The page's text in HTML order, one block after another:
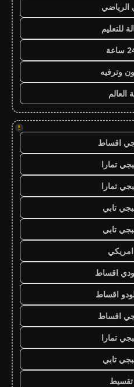
الرياضي
للتعليم
وترفيه
العالم
!
اقساط
تمارا
تمارا
تابي
تابي
امريكي
اقساط
اقساط
اقساط
تمارا
تابي